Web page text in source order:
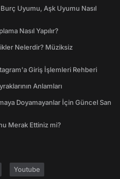
Uyumu, Aşk Uyumu Nasıl
Nasıl Yapılır?
Nelerdir? Müziksiz
Giriş İşlemleri Rehberi
Anlamları
Doyamayanlar İçin Güncel San
Merak Ettiniz mi?
Youtube